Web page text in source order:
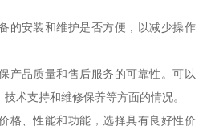
的安装和维护是否方便，以减少操作
产品质量和售后服务的可靠性。可以
术支持和维修保养等方面的情况。
格、性能和功能，选择具有良好性价